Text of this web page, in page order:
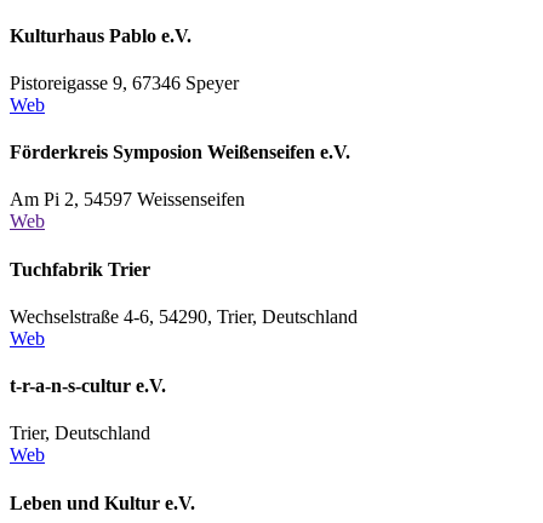
Kulturhaus Pablo e.V.
Pistoreigasse 9, 67346 Speyer
Web
Förderkreis Symposion Weißenseifen e.V.
Am Pi 2, 54597 Weissenseifen
Web
Tuchfabrik Trier
Wechselstraße 4-6, 54290, Trier, Deutschland
Web
t-r-a-n-s-cultur e.V.
Trier, Deutschland
Web
Leben und Kultur e.V.